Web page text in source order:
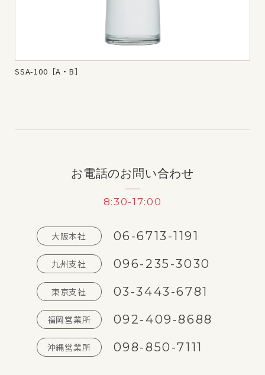
SSA-100［A・B］
お電話のお問い合わせ
8:30-17:00
大阪本社 06-6713-1191
九州支社 096-235-3030
東京支社 03-3443-6781
福岡営業所 092-409-8688
沖縄営業所 098-850-7111